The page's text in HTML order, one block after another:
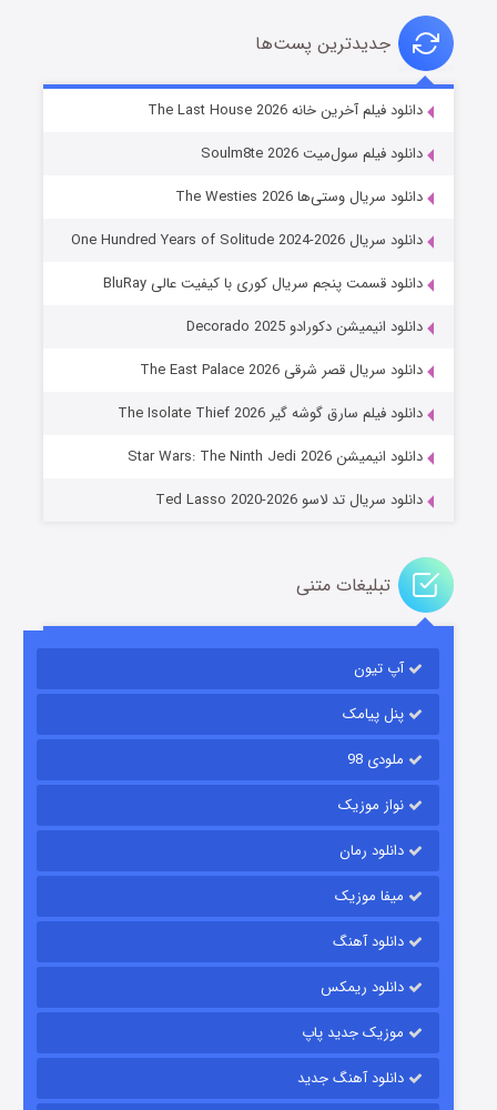
خاندان اژدها فصل ۳
جادوگری در مغولستان
قسمت۱۴ (زیرنویس) منتشر شد
رویایی برای تو
قسمت
جدیدترین پست‌ها
دانلود فیلم آخرین خانه The Last House 2026
دانلود فیلم سول‌میت Soulm8te 2026
دانلود سریال وستی‌ها The Westies 2026
دانلود سریال One Hundred Years of Solitude 2024-2026
دانلود قسمت پنجم سریال کوری با کیفیت عالی BluRay
دانلود انیمیشن دکورادو Decorado 2025
دانلود سریال قصر شرقی The East Palace 2026
دانلود فیلم سارق گوشه گیر The Isolate Thief 2026
دانلود انیمیشن Star Wars: The Ninth Jedi 2026
دانلود سریال تد لاسو Ted Lasso 2020-2026
تبلیغات متنی
آپ تیون
پنل پیامک
ملودی 98
نواز موزیک
دانلود رمان
میفا موزیک
دانلود آهنگ
دانلود ریمکس
موزیک جدید پاپ
دانلود آهنگ جدید